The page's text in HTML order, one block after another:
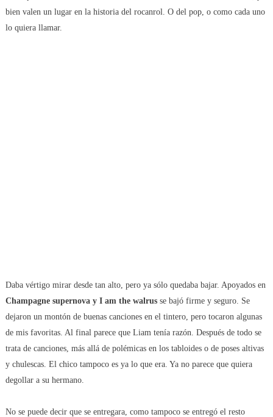
bien valen un lugar en la historia del rocanrol. O del pop, o como cada uno
lo quiera llamar.
Daba vértigo mirar desde tan alto, pero ya sólo quedaba bajar. Apoyados en
Champagne supernova y I am the walrusse bajó firme y seguro. Se
dejaron un montón de buenas canciones en el tintero, pero tocaron algunas
de mis favoritas. Al final parece que Liam tenía razón. Después de todo se
trata de canciones, más allá de polémicas en los tabloides o de poses altivas
y chulescas. El chico tampoco es ya lo que era. Ya no parece que quiera
degollar a su hermano.
No se puede decir que se entregara, como tampoco se entregó el resto